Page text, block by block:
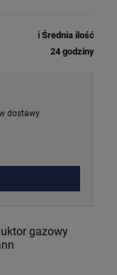
ℹ️ Średnia ilość
24 godziny
dostawy
gazowy